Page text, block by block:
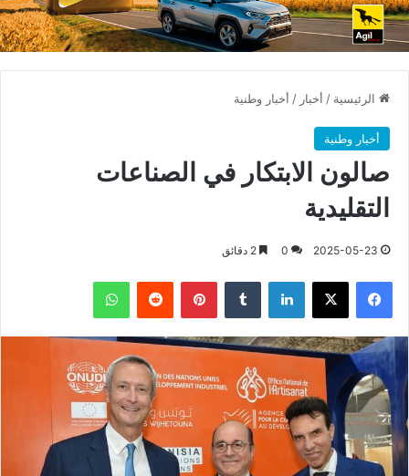
الرئيسية / أخبار / أخبار وطنية
أخبار وطنية
صالون الابتكار في الصناعات
التقليدية
2025-05-23
0
فيسبوك X لينكدإن بينتيريست واتساب